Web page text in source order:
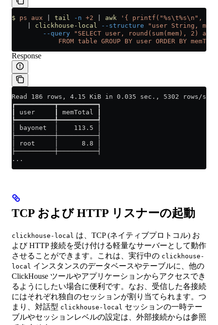
$ ps aux tail -n +2 awk '{ printf("%s\t%s\n",
clickhouse-local --structure "user String, mem
        --query
"SELECT user, round(sum(mem), 2) as
FROM table GROUP BY user ORDER BY
Response
Read 186 rows, 4.15 KiB in 0.035 sec., 5302 rows/
┏━━━━━━━━━━┳━━━━━━━━━━┓
┃ user     ┃ memTotal ┃
┡━━━━━━━━━━╇━━━━━━━━━━┩
│ bayonet  │    113.5 │
├──────────┼──────────┤
│ root     │      8.8 │
├──────────┼──────────┤
...
TCP および HTTP リスナーの起動
clickhouse-local は、TCP (ネイティブプロトコル) お
よび HTTP 接続を受け付ける軽量なサーバーとして動作
させることができます。これは、実行中の clickhouse-
local インスタンスのデータベースやテーブルに、他の
ClickHouse ツールやアプリケーションからアクセスでき
るようにしたい場合に便利です。なお、受信した各接続
にはそれぞれ独自のセッションが割り当てられます。つ
まり、対話型 clickhouse-local セッションの一時テー
ブルやセッションレベルの設定は、外部接続からは参照